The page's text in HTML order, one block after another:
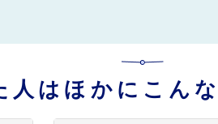
人はほかにこん